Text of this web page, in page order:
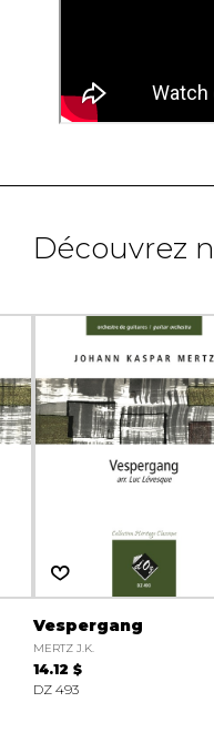
Découvrez
Vespergang
MERTZ J.K.
14.12 $
DZ 493